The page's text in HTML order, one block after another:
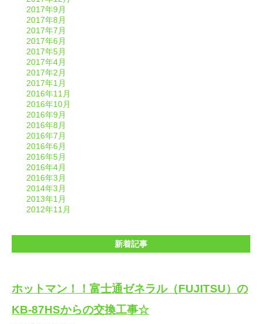
2017年9月
2017年8月
2017年7月
2017年6月
2017年5月
2017年4月
2017年2月
2017年1月
2016年11月
2016年10月
2016年9月
2016年8月
2016年7月
2016年6月
2016年5月
2016年4月
2016年3月
2014年3月
2013年1月
2012年11月
新着記事
ホットマン！！富士通ゼネラル（FUJITSU）の
KB-87HSからの交換工事☆